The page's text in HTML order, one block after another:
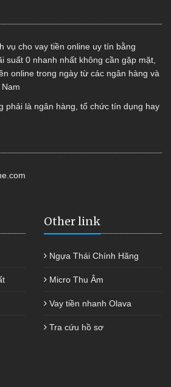
vụ cho vay tiền online uy tín bằng
suất 0 nhanh nhất không cần gặp mặt,
online trong ngày từ các ngân hàng và
phải là ngân hàng, tổ chức tín dụng hay
Other link
Ngựa Thái Chính Hãng
Micro Thu Âm
Vay tiền nhanh Olava
Tra cứu hồ sơ